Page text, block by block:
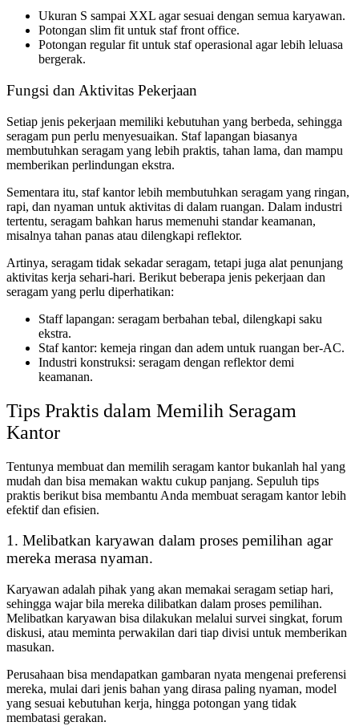
Ukuran S sampai XXL agar sesuai dengan semua karyawan.
Potongan slim fit untuk staf front office.
Potongan regular fit untuk staf operasional agar lebih leluasa
bergerak.
Fungsi dan Aktivitas Pekerjaan
Setiap jenis pekerjaan memiliki kebutuhan yang berbeda, sehingga
seragam pun perlu menyesuaikan. Staf lapangan biasanya
membutuhkan seragam yang lebih praktis, tahan lama, dan mampu
memberikan perlindungan ekstra.
Sementara itu, staf kantor lebih membutuhkan seragam yang ringan,
rapi, dan nyaman untuk aktivitas di dalam ruangan. Dalam industri
tertentu, seragam bahkan harus memenuhi standar keamanan,
misalnya tahan panas atau dilengkapi reflektor.
Artinya, seragam tidak sekadar seragam, tetapi juga alat penunjang
aktivitas kerja sehari-hari. Berikut beberapa jenis pekerjaan dan
seragam yang perlu diperhatikan:
Staff lapangan: seragam berbahan tebal, dilengkapi saku
ekstra.
Staf kantor: kemeja ringan dan adem untuk ruangan ber-AC.
Industri konstruksi: seragam dengan reflektor demi
keamanan.
Tips Praktis dalam Memilih Seragam
Kantor
Tentunya membuat dan memilih seragam kantor bukanlah hal yang
mudah dan bisa memakan waktu cukup panjang. Sepuluh tips
praktis berikut bisa membantu Anda membuat seragam kantor lebih
efektif dan efisien.
1. Melibatkan karyawan dalam proses pemilihan agar
mereka merasa nyaman.
Karyawan adalah pihak yang akan memakai seragam setiap hari,
sehingga wajar bila mereka dilibatkan dalam proses pemilihan.
Melibatkan karyawan bisa dilakukan melalui survei singkat, forum
diskusi, atau meminta perwakilan dari tiap divisi untuk memberikan
masukan.
Perusahaan bisa mendapatkan gambaran nyata mengenai preferensi
mereka, mulai dari jenis bahan yang dirasa paling nyaman, model
yang sesuai kebutuhan kerja, hingga potongan yang tidak
membatasi gerakan.